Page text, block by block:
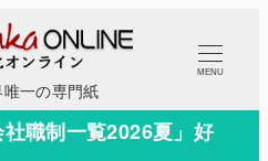
一の専門紙
MENU
職制一覧2026夏」好